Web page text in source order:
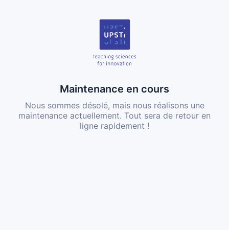
Maintenance en cours
Nous sommes désolé, mais nous réalisons une
maintenance actuellement. Tout sera de retour en
ligne rapidement !